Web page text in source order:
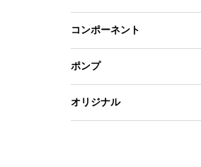
コンポーネント
ポンプ
オリジナル